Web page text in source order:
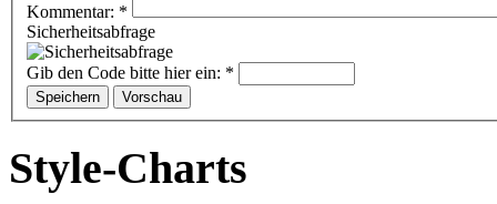
Kommentar: *
Sicherheitsabfrage
Gib den Code bitte hier ein: *
Style-Charts